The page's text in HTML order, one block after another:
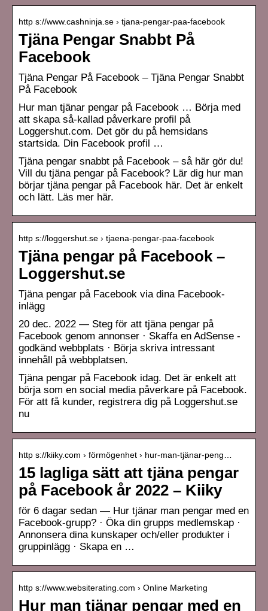
http s://www.cashninja.se › tjana-pengar-paa-facebook
Tjäna Pengar Snabbt På
Facebook
Tjäna Pengar På Facebook – Tjäna Pengar Snabbt
På Facebook
Hur man tjänar pengar på Facebook … Börja med
att skapa så-kallad påverkare profil på
Loggershut.com. Det gör du på hemsidans
startsida. Din Facebook profil …
Tjäna pengar snabbt på Facebook – så här gör du!
Vill du tjäna pengar på Facebook? Lär dig hur man
börjar tjäna pengar på Facebook här. Det är enkelt
och lätt. Läs mer här.
http s://loggershut.se › tjaena-pengar-paa-facebook
Tjäna pengar på Facebook –
Loggershut.se
Tjäna pengar på Facebook via dina Facebook-
inlägg
20 dec. 2022 — Steg för att tjäna pengar på
Facebook genom annonser · Skaffa en AdSense -
godkänd webbplats · Börja skriva intressant
innehåll på webbplatsen.
Tjäna pengar på Facebook idag. Det är enkelt att
börja som en social media påverkare på Facebook.
För att få kunder, registrera dig på Loggershut.se
nu
http s://kiiky.com › förmögenhet › hur-man-tjänar-peng…
15 lagliga sätt att tjäna pengar
på Facebook år 2022 – Kiiky
för 6 dagar sedan — Hur tjänar man pengar med en
Facebook-grupp? · Öka din grupps medlemskap ·
Annonsera dina kunskaper och/eller produkter i
gruppinlägg · Skapa en …
http s://www.websiterating.com › Online Marketing
Hur man tjänar pengar med en